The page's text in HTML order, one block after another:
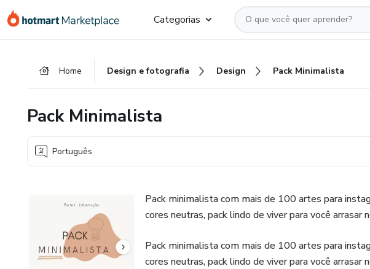
para
para
para
Categorias
Home Design e fotografia Design Pack Minimalista
Pack Minimalista
Português
Pack minimalista com mais de 100 artes para
cores neutras, pack lindo de viver para você arrasar
Pack minimalista com mais de 100 artes para
cores neutras, pack lindo de viver para você arrasar